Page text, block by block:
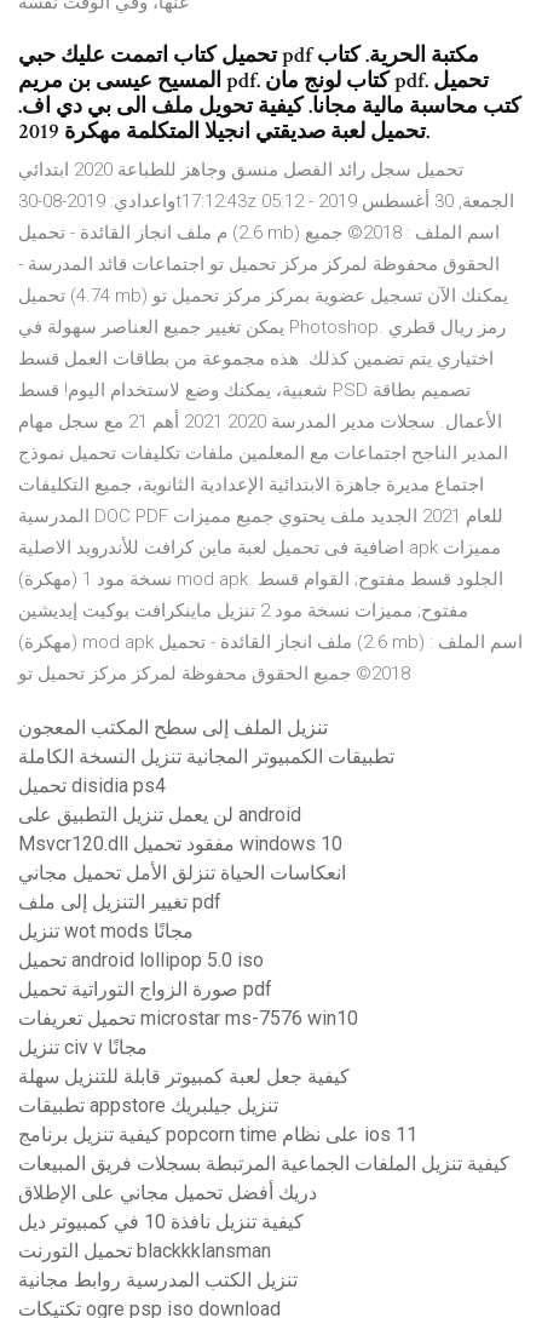
تحميل كتاب اتممت عليك حبي pdf مكتبة الحرية. كتاب
المسيح عيسى بن مريم pdf. كتاب لونج مان pdf. تحميل
كتب محاسبة مالية مجانا. كيفية تحويل ملف الى بي دي اف.
تحميل لعبة صديقتي انجيلا المتكلمة مهكرة 2019.
تحميل سجل رائد الفصل منسق وجاهز للطباعة 2020 ابتدائي
واعدادي: 2019-08-30t17:12:43z الجمعة, 30 أغسطس 2019 - 05:12
م ملف انجاز القائدة - تحميل (2.6 mb) اسم الملف : 2018© جميع
الحقوق محفوظة لمركز مركز تحميل تو اجتماعات قائد المدرسة -
تحميل (4.74 mb) يمكنك الآن تسجيل عضوية بمركز مركز تحميل تو
يمكن تغيير جميع العناصر سهولة في Photoshop. رمز ريال قطري
اختياري يتم تضمين كذلك. هذه مجموعة من بطاقات العمل قسط
شعبية، يمكنك وضع لاستخدام اليوم! قسط PSD تصميم بطاقة
الأعمال. سجلات مدير المدرسة 2020 2021 أهم 21 مع سجل مهام
المدير الناجح اجتماعات مع المعلمين ملفات تكليفات تحميل نموذج
اجتماع مديرة جاهزة الابتدائية الإعدادية الثانوية، جميع التكليفات
المدرسية DOC PDF للعام 2021 الجديد ملف يحتوي جميع مميزات
اضافية فى تحميل لعبة ماين كرافت للأندرويد الاصلية apk مميزات
نسخة مود 1 (مهكرة) mod apk. الجلود قسط مفتوح; القوام قسط
مفتوح; مميزات نسخة مود 2 تنزيل ماينكرافت بوكيت إيديشين
(مهكرة) mod apk ملف انجاز القائدة - تحميل (2.6 mb) اسم الملف :
2018© جميع الحقوق محفوظة لمركز مركز تحميل تو
تنزيل الملف إلى سطح المكتب المعجون
تطبيقات الكمبيوتر المجانية تنزيل النسخة الكاملة
تحميل disidia ps4
لن يعمل تنزيل التطبيق على android
Msvcr120.dll مفقود تحميل windows 10
انعكاسات الحياة تنزلق الأمل تحميل مجاني
تغيير التنزيل إلى ملف pdf
تنزيل wot mods مجانًا
تحميل android lollipop 5.0 iso
صورة الزواج التوراتية تحميل pdf
تحميل تعريفات microstar ms-7576 win10
تنزيل civ v مجانًا
كيفية جعل لعبة كمبيوتر قابلة للتنزيل سهلة
تطبيقات appstore تنزيل جيلبريك
كيفية تنزيل برنامج popcorn time على نظام ios 11
كيفية تنزيل الملفات الجماعية المرتبطة بسجلات فريق المبيعات
دريك أفضل تحميل مجاني على الإطلاق
كيفية تنزيل نافذة 10 في كمبيوتر ديل
تحميل التورنت blackkklansman
تنزيل الكتب المدرسية روابط مجانية
تكتيكات ogre psp iso download